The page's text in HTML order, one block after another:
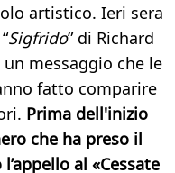
artistico. Ieri sera
Sigfrido” di Richard
messaggio che le
fatto comparire
Prima dell'inizio
che ha preso il
al «Cessate